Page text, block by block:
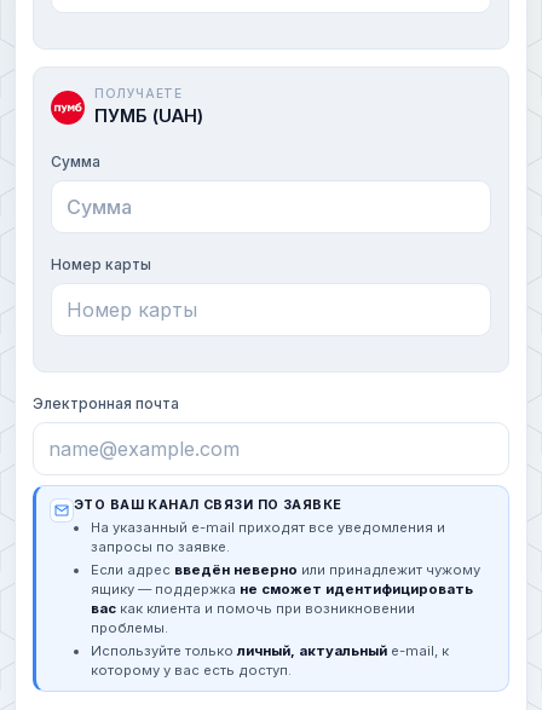
ПОЛУЧАЕТЕ
ПУМБ (UAH)
Сумма
Номер карты
Электронная почта
ЭТО ВАШ КАНАЛ СВЯЗИ ПО ЗАЯВКЕ
На указанный e-mail приходят все уведомления и
запросы по заявке.
Если адрес введён неверно или принадлежит чужому
ящику — поддержка не сможет идентифицировать
вас как клиента и помочь при возникновении
проблемы.
Используйте тольколичный, актуальный e-mail, к
которому у вас есть доступ.